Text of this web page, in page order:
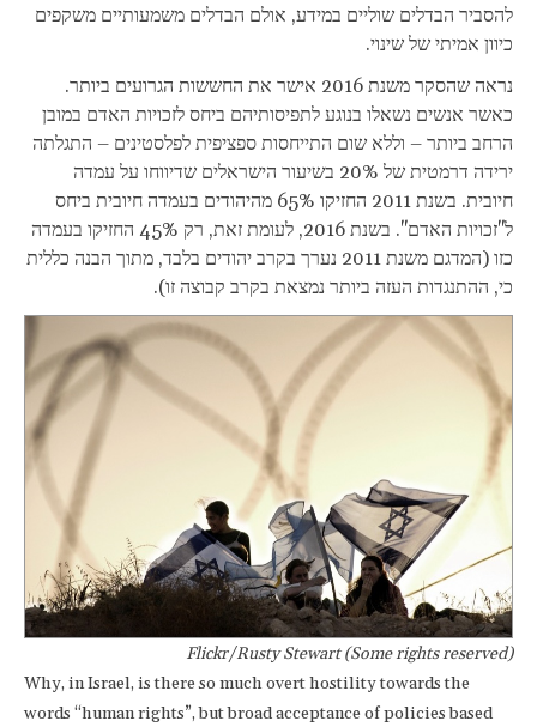
להסביר הבדלים שוליים במידע, אולם הבדלים משמעותיים משקפים
כיוון אמיתי של שינוי.
נראה שהסקר משנת 2016 אישר את החששות הגרועים ביותר.
כאשר אנשים נשאלו בנוגע לתפיסותיהם ביחס לזכויות האדם במובן
הרחב ביותר – וללא שום התייחסות ספציפית לפלסטינים – התגלתה
ירידה דרמטית של 20% בשיעור הישראלים שדיווחו על עמדה
חיובית. בשנת 2011 החזיקו 65% מהיהודים בעמדה חיובית ביחס
ל"זכויות האדם". בשנת 2016, לעומת זאת, רק 45% החזיקו בעמדה
כזו (המדגם משנת 2011 נערך בקרב יהודים בלבד, מתוך הבנה כללית
כי, ההתנגדות העזה ביותר נמצאת בקרב קבוצה זו).
Flickr/Rusty Stewart (Some rights reserved)
Why, in Israel, is there so much overt hostility towards the
words “human rights”, but broad acceptance of policies based